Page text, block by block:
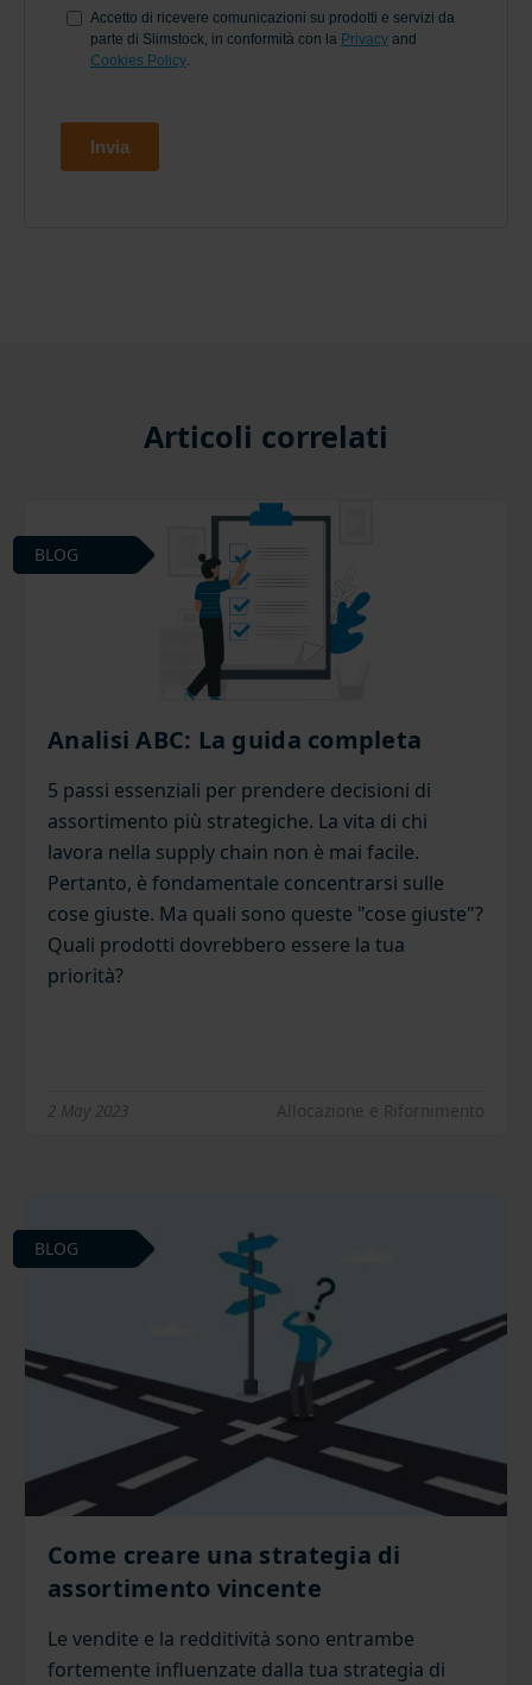
Articoli correlati
Analisi ABC: La guida completa
5 passi essenziali per prendere decisioni di
assortimento più strategiche. La vita di chi
lavora nella supply chain non è mai facile.
Pertanto, è fondamentale concentrarsi sulle
cose giuste. Ma quali sono queste "cose giuste"?
Quali prodotti dovrebbero essere la tua
priorità?
2 May 2023 Allocazione e Rifornimento
BLOG
Come creare una strategia di
assortimento vincente
Le vendite e la redditività sono entrambe
fortemente influenzate dalla tua strategia di
BLOG